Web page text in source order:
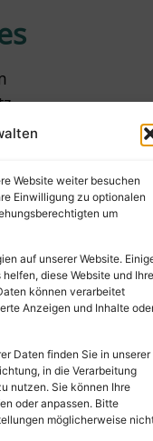
Website weiter besuchen
Einwilligung zu optionalen
um
auf unserer Website.
diese Website und Ihre
können verarbeitet
Anzeigen und Inhalte
Daten finden Sie in unserer
in die Verarbeitung
nutzen. Sie können Ihre
oder anpassen. Bitte
möglicherweise
reserved.
neuwied.de